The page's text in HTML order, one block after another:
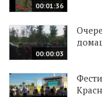
00:01:36
00:00:03